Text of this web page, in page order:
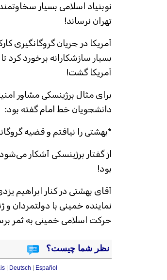
نوبنیاد اسلامی بسيار
تهران نرساند!
آمریکا در جریان گروگانگیری
بسیار سازشکارانه برخورد
آمریکا گشت!
برای مثال برژینسکی مشاور
دانشجویان خط امام گفته بود:
*بهشتی را نیافتم و قضیه
از گفتار برژینسکی آشکار
بود!
نماینده خمینی با دولتمردان و
حرکت اسلامی خمینی به ثمر
نظر شما چیست؟
| Deutsch | Español